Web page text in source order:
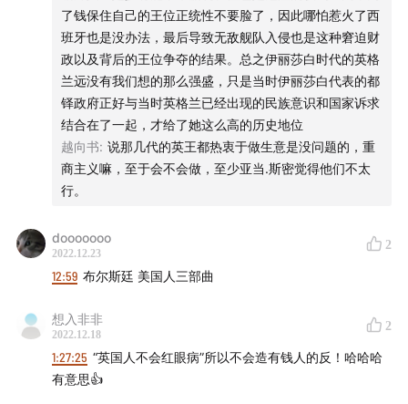
了钱保住自己的王位正统性不要脸了，因此哪怕惹火了西
班牙也是没办法，最后导致无敌舰队入侵也是这种窘迫财
政以及背后的王位争夺的结果。总之伊丽莎白时代的英格
兰远没有我们想的那么强盛，只是当时伊丽莎白代表的都
铎政府正好与当时英格兰已经出现的民族意识和国家诉求
结合在了一起，才给了她这么高的历史地位
越向书: 说那几代的英王都热衷于做生意是没问题的，重
商主义嘛，至于会不会做，至少亚当.斯密觉得他们不太
行。
dooooooo
2022.12.23
2
12:59 布尔斯廷 美国人三部曲
想入非非
2022.12.18
2
1:27:25 “英国人不会红眼病”所以不会造有钱人的反！哈哈哈
有意思👍